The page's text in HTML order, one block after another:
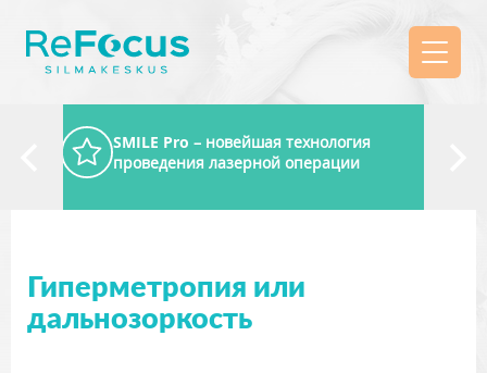
SMILE Pro – новейшая технология
проведения лазерной операции
Гиперметропия или
дальнозоркость